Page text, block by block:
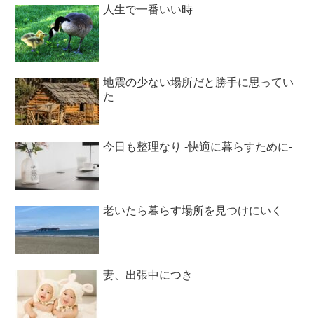
人生で一番いい時
地震の少ない場所だと勝手に思ってい
た
今日も整理なり -快適に暮らすために-
老いたら暮らす場所を見つけにいく
妻、出張中につき